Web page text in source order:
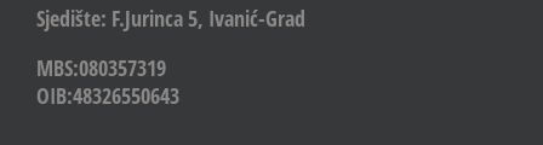
Sjedište: F.Jurinca 5, Ivanić-Grad
MBS:080357319
OIB:48326550643